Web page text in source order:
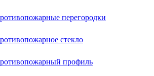
перегородки
стекло
профиль